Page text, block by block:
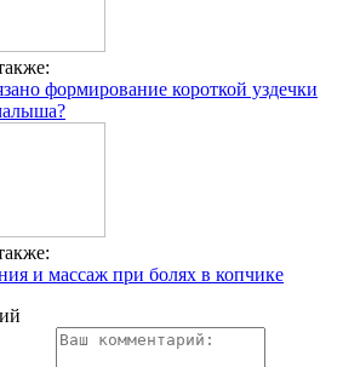
формирование короткой уздечки
и массаж при болях в копчике